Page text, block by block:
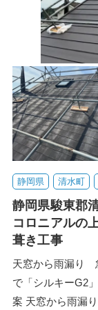
静岡県 清水町
静岡県駿東郡
コロニアルの
葺き工事
天窓から雨漏り
で「シルキーG2」を重ね葺
案 天窓から雨漏りしてしまったとご相談がをいただきまして